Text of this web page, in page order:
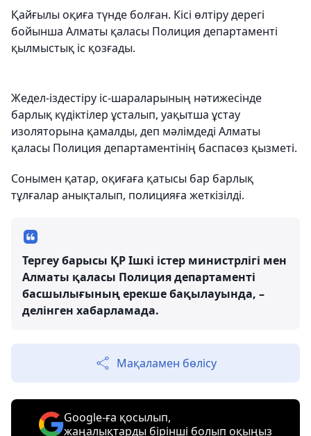
Қайғылы оқиға түнде болған. Кісі өлтіру дерегі
бойынша Алматы қаласы Полиция департаменті
қылмыстық іс қозғады.
Жедел-іздестіру іс-шараларының нәтижесінде
барлық күдіктілер ұсталып, уақытша ұстау
изоляторына қамалды, деп мәлімдеді Алматы
қаласы Полиция департаментінің баспасөз қызметі.
Сонымен қатар, оқиғаға қатысы бар барлық
тұлғалар анықталып, полицияға жеткізілді.
Тергеу барысы ҚР Ішкі істер министрлігі мен
Алматы қаласы Полиция департаменті
басшылығының ерекше бақылауында, –
делінген хабарламада.
Мақаламен бөлісу
Google-ға қосылып,
жаңалықтарды бірінші болып оқыңыз